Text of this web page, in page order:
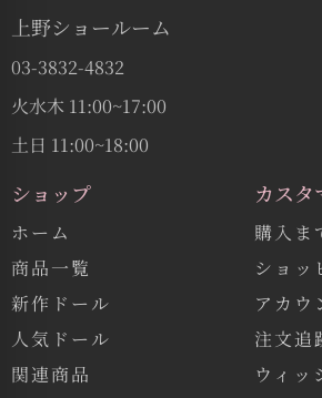
上野ショールーム
03-3832-4832
火水木 11:00~17:00
土日 11:00~18:00
ショップ
ホーム
商品一覧
新作ドール
人気ドール
関連商品
カスタ
購入ま
ショッ
アカウ
注文追
ウィッ